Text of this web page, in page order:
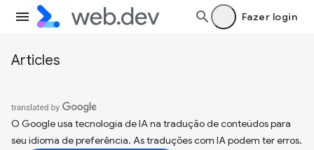
Fazer login
Articles
O Google usa tecnologia de IA na tradução de conteúdos para
seu idioma de preferência. As traduções com IA podem ter erros.